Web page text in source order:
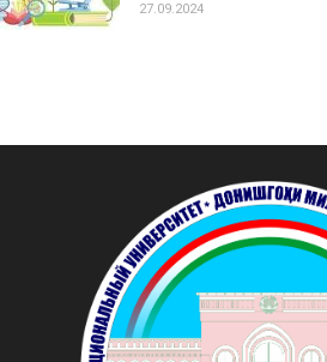
27.09.2024